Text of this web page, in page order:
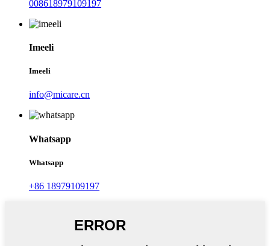
008618979109197
Imeeli
Imeeli
info@micare.cn
Whatsapp
Whatsapp
+86 18979109197